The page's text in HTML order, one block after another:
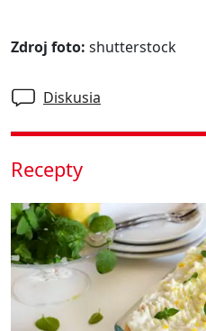
Zdroj foto: shutterstock
Diskusia
Recepty